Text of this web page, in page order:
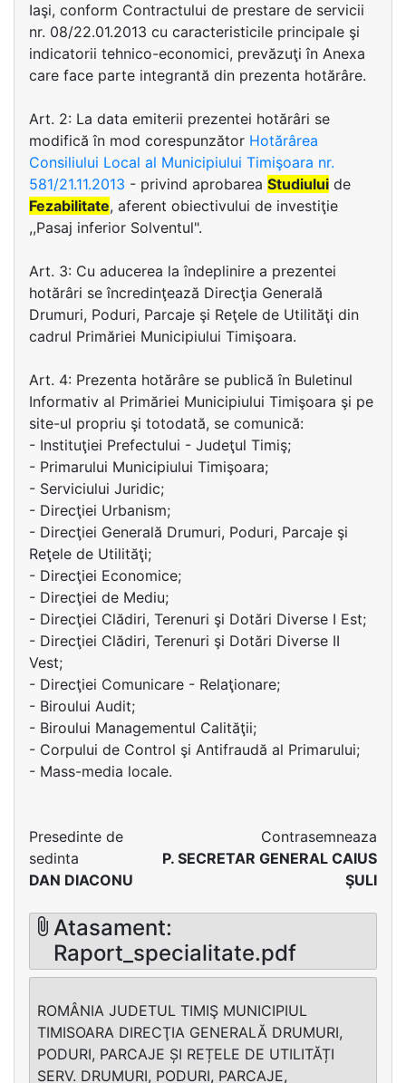
Iaşi, conform Contractului de prestare de servicii
nr. 08/22.01.2013 cu caracteristicile principale şi
indicatorii tehnico-economici, prevăzuţi în Anexa
care face parte integrantă din prezenta hotărâre.
Art. 2: La data emiterii prezentei hotărâri se
modifică în mod corespunzător Hotărârea
Consiliului Local al Municipiului Timişoara nr.
581/21.11.2013 - privind aprobarea Studiului de
Fezabilitate, aferent obiectivului de investiţie
,,Pasaj inferior Solventul".
Art. 3: Cu aducerea la îndeplinire a prezentei
hotărâri se încredinţează Direcţia Generală
Drumuri, Poduri, Parcaje şi Reţele de Utilităţi din
cadrul Primăriei Municipiului Timişoara.
Art. 4: Prezenta hotărâre se publică în Buletinul
Informativ al Primăriei Municipiului Timişoara şi pe
site-ul propriu şi totodată, se comunică:
- Instituţiei Prefectului - Judeţul Timiş;
- Primarului Municipiului Timişoara;
- Serviciului Juridic;
- Direcţiei Urbanism;
- Direcţiei Generală Drumuri, Poduri, Parcaje şi
Reţele de Utilităţi;
- Direcţiei Economice;
- Direcţiei de Mediu;
- Direcţiei Clădiri, Terenuri şi Dotări Diverse I Est;
- Direcţiei Clădiri, Terenuri şi Dotări Diverse II
Vest;
- Direcţiei Comunicare - Relaţionare;
- Biroului Audit;
- Biroului Managementul Calităţii;
- Corpului de Control şi Antifraudă al Primarului;
- Mass-media locale.
Presedinte de
sedinta
DAN DIACONU
Contrasemneaza
P. SECRETAR GENERAL CAIUS
ŞULI
Atasament:
Raport_specialitate.pdf
ROMÂNIA JUDETUL TIMIŞ MUNICIPIUL
TIMISOARA DIRECŢIA GENERALĂ DRUMURI,
PODURI, PARCAJE ȘI REȚELE DE UTILITĂȚI
SERV. DRUMURI, PODURI, PARCAJE,